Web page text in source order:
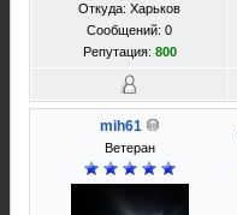
Откуда: Харьков
Сообщений: 0
Репутация: 800
mih61
Ветеран